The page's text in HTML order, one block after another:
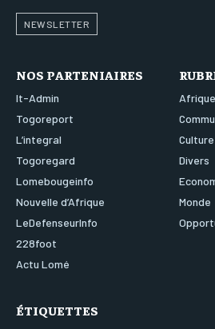
NEWSLETTER
NOS PARTENIAIRES
It-Admin
Togoreport
L’integral
Togoregard
Lomebougeinfo
Nouvelle d’Afrique
LeDefenseurInfo
228foot
Actu Lomé
Afrique
Culture
Divers
Monde
ÉTIQUETTES